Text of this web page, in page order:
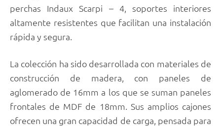
perchas Indaux Scarpi – 4, soportes interiores
altamente resistentes que facilitan una instalación
rápida y segura.
La colección ha sido desarrollada con materiales de
construcción de madera, con paneles de
aglomerado de 16mm a los que se suman paneles
frontales de MDF de 18mm. Sus amplios cajones
ofrecen una gran capacidad de carga, pensada para